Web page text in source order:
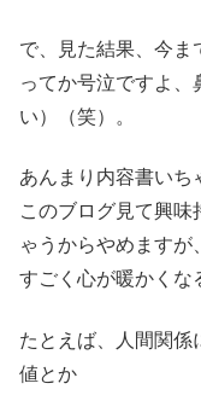
で、見た結果、今ま
ってか号泣ですよ、
い）（笑）。
あんまり内容書いち
このブログ見て興味
ゃうからやめますが、
すごく心が暖かくな
たとえば、人間関係
値とか